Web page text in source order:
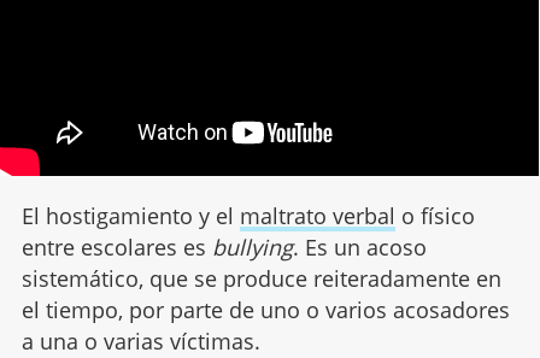
El hostigamiento y el maltrato verbal o físico
entre escolares es bullying. Es un acoso
sistemático, que se produce reiteradamente en
el tiempo, por parte de uno o varios acosadores
a una o varias víctimas.